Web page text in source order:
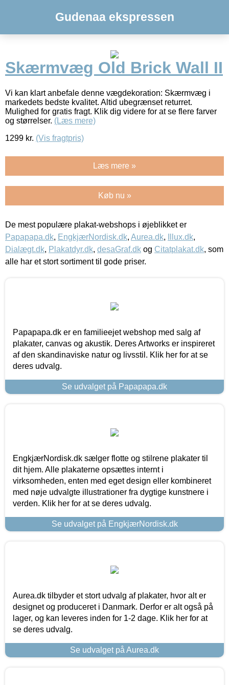
Gudenaa ekspressen
Skærmvæg Old Brick Wall II
Vi kan klart anbefale denne vægdekoration: Skærmvæg i
markedets bedste kvalitet. Altid ubegrænset returret.
Mulighed for gratis fragt. Klik dig videre for at se flere farver
og størrelser. (Læs mere)
1299 kr. (Vis fragtpris)
Læs mere »
Køb nu »
De mest populære plakat-webshops i øjeblikket er
Papapapa.dk, EngkjærNordisk.dk, Aurea.dk, Illux.dk,
Dialægt.dk, Plakatdyr.dk, desaGraf.dk og Citatplakat.dk, som
alle har et stort sortiment til gode priser.
Papapapa.dk er en familieejet webshop med salg af
plakater, canvas og akustik. Deres Artworks er inspireret
af den skandinaviske natur og livsstil. Klik her for at se
deres udvalg.
Se udvalget på Papapapa.dk
EngkjærNordisk.dk sælger flotte og stilrene plakater til
dit hjem. Alle plakaterne opsættes internt i
virksomheden, enten med eget design eller kombineret
med nøje udvalgte illustrationer fra dygtige kunstnere i
verden. Klik her for at se deres udvalg.
Se udvalget på EngkjærNordisk.dk
Aurea.dk tilbyder et stort udvalg af plakater, hvor alt er
designet og produceret i Danmark. Derfor er alt også på
lager, og kan leveres inden for 1-2 dage. Klik her for at
se deres udvalg.
Se udvalget på Aurea.dk